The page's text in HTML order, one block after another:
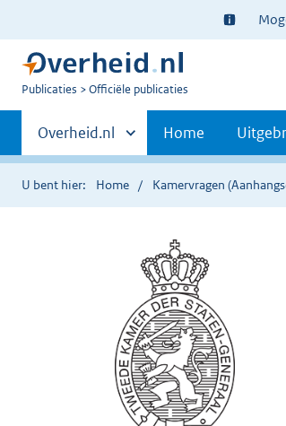
Ter
U
Publicaties Officiële publicaties
Primaire
navigatie
Andere
sites
binnen
Overheid.nl Home
U bent hier: Home Kamervragen